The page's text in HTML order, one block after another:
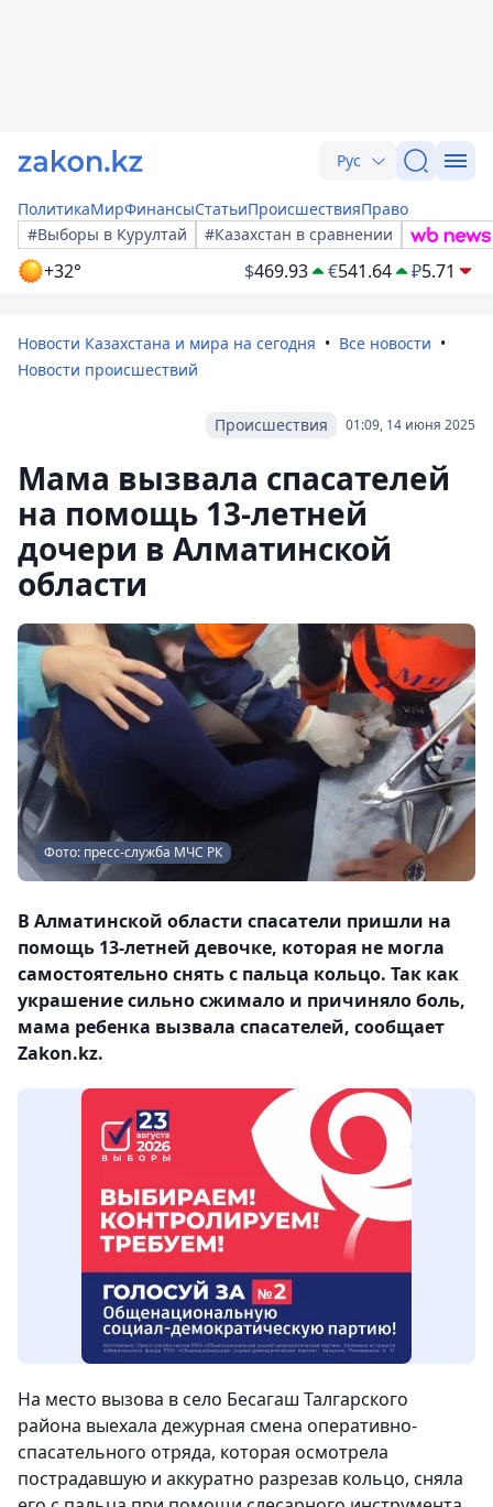
Рус
ПолитикаМирФинансыСтатьиПроисшествияПраво
#Выборы в Курултай
#Казахстан в сравнении
+32° $469.93 €541.64 ₽5.71
Новости Казахстана и мира на сегодня
Все новости
Новости происшествий
01:09, 14 июня 2025
Происшествия
Мама вызвала спасателей
на помощь 13-летней
дочери в Алматинской
области
Фото: пресс-служба МЧС РК
В Алматинской области спасатели пришли на
помощь 13-летней девочке, которая не могла
самостоятельно снять с пальца кольцо. Так как
украшение сильно сжимало и причиняло боль,
мама ребенка вызвала спасателей, сообщает
Zakon.kz.
На место вызова в село Бесагаш Талгарского
района выехала дежурная смена оперативно-
спасательного отряда, которая осмотрела
пострадавшую и аккуратно разрезав кольцо, сняла